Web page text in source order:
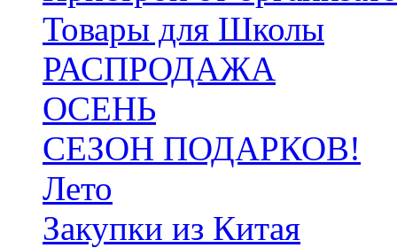
Товары для Школы
РАСПРОДАЖА
ОСЕНЬ
СЕЗОН ПОДАРКОВ!
Лето
Закупки из Китая